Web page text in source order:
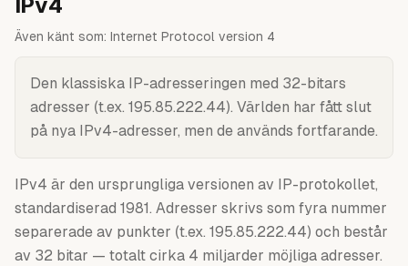
IPv4
Även känt som: Internet Protocol version 4
Den klassiska IP-adresseringen med 32-bitars
adresser (t.ex. 195.85.222.44). Världen har fått slut
på nya IPv4-adresser, men de används fortfarande.
IPv4 är den ursprungliga versionen av IP-protokollet,
standardiserad 1981. Adresser skrivs som fyra nummer
separerade av punkter (t.ex. 195.85.222.44) och består
av 32 bitar — totalt cirka 4 miljarder möjliga adresser.